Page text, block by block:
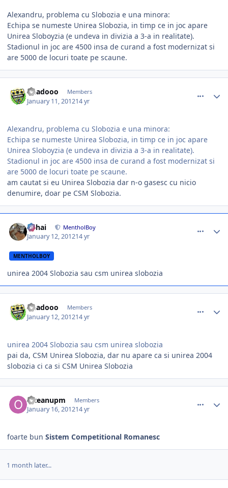
Alexandru, problema cu Slobozia e una minora:
Echipa se numeste Unirea Slobozia, in timp ce in joc apare
Unirea Sloboyzia (e undeva in divizia a 3-a in realitate).
Stadionul in joc are 4500 insa de curand a fost modernizat si
are 5000 de locuri toate pe scaune.
Rhadooo Members
January 11, 201214 yr
Alexandru, problema cu Slobozia e una minora:
Echipa se numeste Unirea Slobozia, in timp ce in joc apare
Unirea Sloboyzia (e undeva in divizia a 3-a in realitate).
Stadionul in joc are 4500 insa de curand a fost modernizat si
are 5000 de locuri toate pe scaune.
am cautat si eu Unirea Slobozia dar n-o gasesc cu nicio
denumire, doar pe CSM Slobozia.
Mihai MentholBoy
January 12, 201214 yr
MENTHOLBOY
unirea 2004 Slobozia sau csm unirea slobozia
Rhadooo Members
January 12, 201214 yr
unirea 2004 Slobozia sau csm unirea slobozia
pai da, CSM Unirea Slobozia, dar nu apare ca si unirea 2004
slobozia ci ca si CSM Unirea Slobozia
olteanupm Members
January 16, 201214 yr
foarte bun Sistem Competitional Romanesc
1 month later...